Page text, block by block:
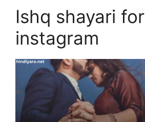
Ishq shayari for
instagram